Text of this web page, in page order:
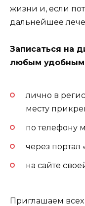
жизни и, если
дальнейшее
Записаться на
любым удобным
лично в
месту
по телефону
через портал
на сайте
Приглашаем